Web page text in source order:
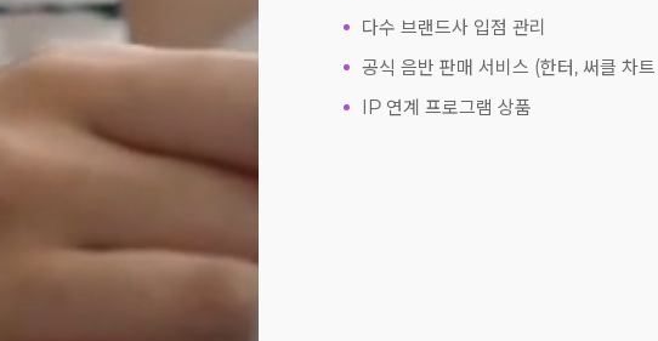
다수 브랜드사 입점 관리
공식 음반 판매 서비스 (한터, 써클 차
IP 연계 프로그램 상품